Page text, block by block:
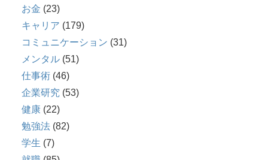
お金 (23)
キャリア (179)
コミュニケーション (31)
メンタル (51)
仕事術 (46)
企業研究 (53)
健康 (22)
勉強法 (82)
学生 (7)